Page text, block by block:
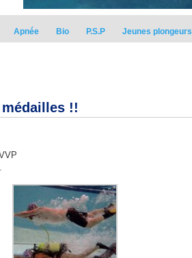
Apnée Bio P.S.P Jeunes plongeurs
!!